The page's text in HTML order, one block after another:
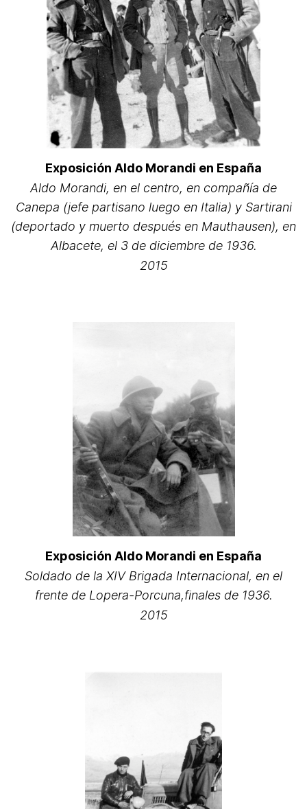
Exposición Aldo Morandi en España
Aldo Morandi, en el centro, en compañía de
Canepa (jefe partisano luego en Italia) y Sartirani
(deportado y muerto después en Mauthausen), en
Albacete, el 3 de diciembre de 1936.
2015
Exposición Aldo Morandi en España
Soldado de la XIV Brigada Internacional, en el
frente de Lopera-Porcuna,finales de 1936.
2015